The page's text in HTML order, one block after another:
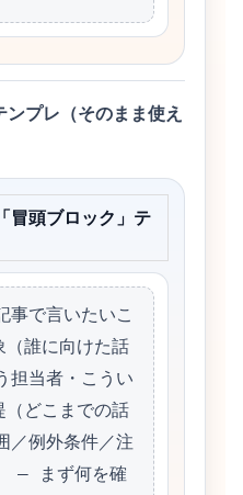
プレ（そのまま使え
冒頭ブロック」テ
事で言いたいこ
誰に向けた話
当者・こうい
どこまでの話
例外条件／注
– まず何を確